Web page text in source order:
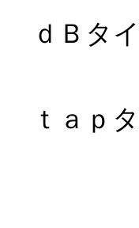
ｄＢタ
ｔａｐ
100